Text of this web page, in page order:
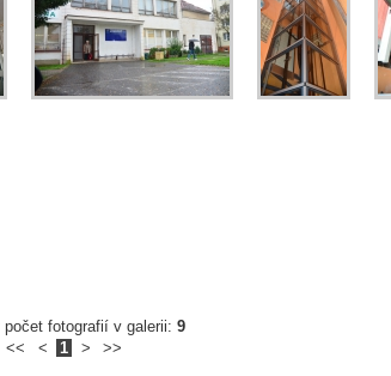
počet fotografií v galerii: 9
<<
< 1 > >>